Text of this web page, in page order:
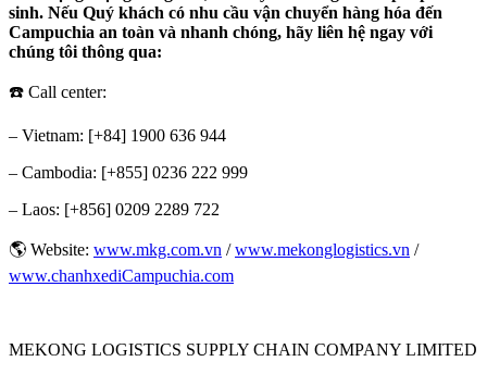
sinh. Nếu Quý khách có nhu cầu vận chuyển hàng hóa đến
Campuchia an toàn và nhanh chóng, hãy liên hệ ngay với
chúng tôi thông qua:
☎️ Call center:
– Vietnam: [+84] 1900 636 944
– Cambodia: [+855] 0236 222 999
– Laos: [+856] ‭0209 2289 722‬
🌎 Website: www.mkg.com.vn /www.mekonglogistics.vn /
www.chanhxediCampuchia.com
MEKONG LOGISTICS SUPPLY CHAIN COMPANY LIMITED